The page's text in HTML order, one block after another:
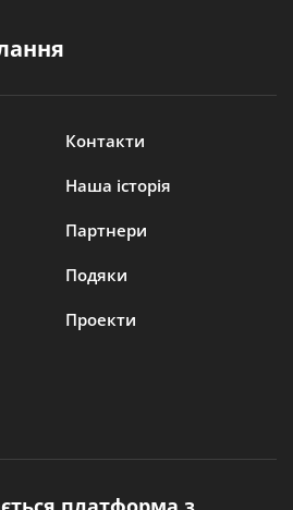
Контакти
Наша історія
Партнери
Подяки
Проекти